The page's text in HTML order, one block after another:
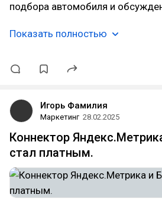
подбора автомобиля и
Показать полностью
Игорь Фамилия
Маркетинг 28.02.2025
Коннектор
стал платным.